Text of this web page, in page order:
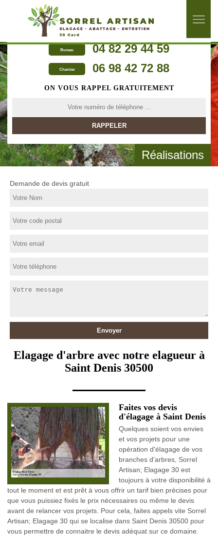
Bureau 04 82 29 44 59
Chantier 06 98 42 72 88
ON VOUS RAPPEL GRATUITEMENT
Réalisations
Demande de devis gratuit
Elagage d'arbre avec notre elagueur à
Saint Denis 30500
Faites vos devis
d'élagage à Saint Denis
Quelques soient vos envies
et vos projets pour une
opération d'élagage de vos
branches d'arbres, Sorrel
Artisan; Elagage 30 est
toujours à votre disponibilité à
tout le moment et est prêt à vous offrir un tarif bien précises pour
que vous puissiez fixés le prix nécessaires ou même le devis
avant de relancer vos projets. Pour cela, faites appels vite Sorrel
Artisan; Elagage 30 qui se localise dans Saint Denis 30500 pour
vous permettre de connaitre le devis adéquat sur ce domaine.